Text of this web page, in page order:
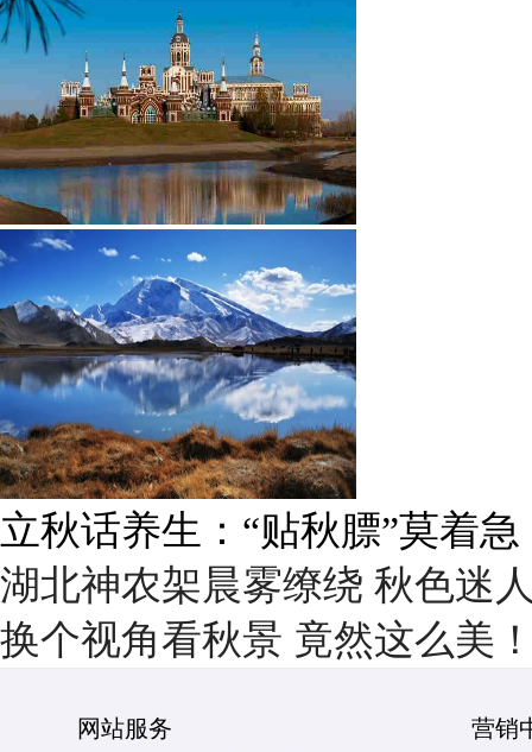
雨后峨眉沟壑尽显 金顶显真
湖北神农架晨雾缭绕 秋色迷
换个视角看秋景 竟然这么美
网站服务 营销